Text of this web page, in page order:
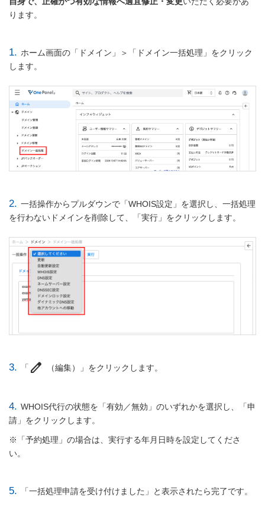
ります。
1. ホーム画面の「ドメイン」＞「ドメイン一括処理」をクリック
します。
2. 一括操作からプルダウンで「WHOIS設定」を選択し、一括処理
を行わないドメインを削除して、「実行」をクリックします。
3. 「 edit （編集）」をクリックします。
4. WHOIS代行の状態を「有効／無効」のいずれかを選択し、「申
請」をクリックします。
※「予約処理」の場合は、実行する年月日時を設定してくださ
い。
5. 「一括処理申請を受け付けました」と表示されたら完了です。